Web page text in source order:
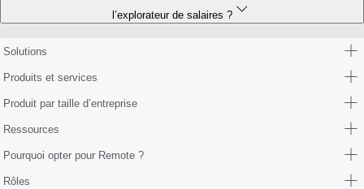
l’explorateur de salaires ?
Solutions
Produits et services
Produit par taille d’entreprise
Ressources
Pourquoi opter pour Remote ?
Rôles